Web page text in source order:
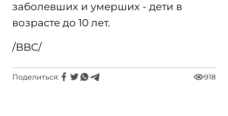
заболевших и умерших - дети в
возрасте до 10 лет.
/BBC/
Поделиться: 918